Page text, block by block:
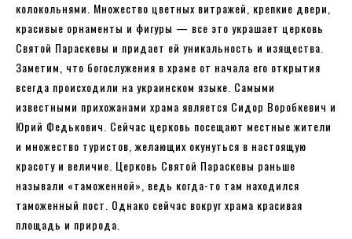
колокольнями. Множество цветных витражей, крепкие двери,
красивые орнаменты и фигуры — все это украшает церковь
Святой Параскевы и придает ей уникальность и изящества.
Заметим, что богослужения в храме от начала его открытия
всегда происходили на украинском языке. Самыми
известными прихожанами храма является Сидор Воробкевич и
Юрий Федькович. Сейчас церковь посещают местные жители
и множество туристов, желающих окунуться в настоящую
красоту и величие. Церковь Святой Параскевы раньше
называли «таможенной», ведь когда-то там находился
таможенный пост. Однако сейчас вокруг храма красивая
площадь и природа.